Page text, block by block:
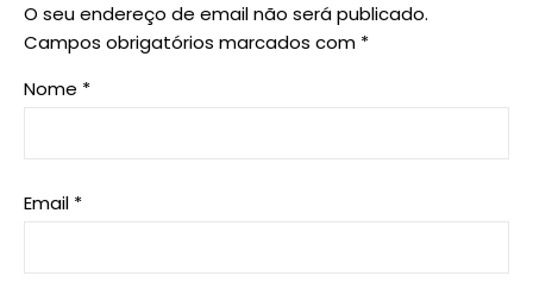
O seu endereço de email não será publicado.
Campos obrigatórios marcados com *
Nome *
Email *